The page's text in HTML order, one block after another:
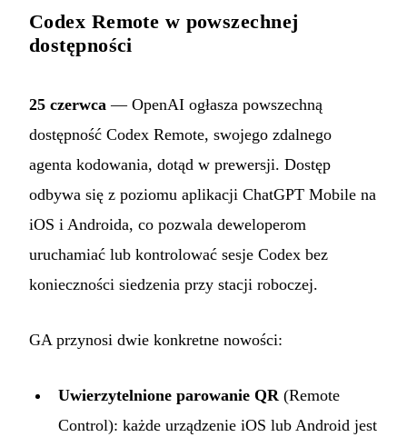
Codex Remote w powszechnej
dostępności
25 czerwca — OpenAI ogłasza powszechną
dostępność Codex Remote, swojego zdalnego
agenta kodowania, dotąd w prewersji. Dostęp
odbywa się z poziomu aplikacji ChatGPT Mobile na
iOS i Androida, co pozwala deweloperom
uruchamiać lub kontrolować sesje Codex bez
konieczności siedzenia przy stacji roboczej.
GA przynosi dwie konkretne nowości:
Uwierzytelnione parowanie QR(Remote
Control): każde urządzenie iOS lub Android jest